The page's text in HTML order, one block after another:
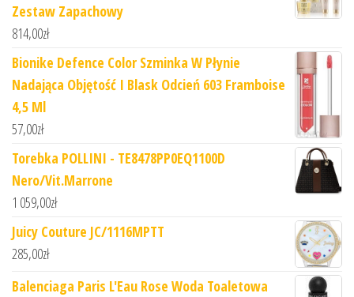
Zestaw Zapachowy
814,00zł
Bionike Defence Color Szminka W Płynie
Nadająca Objętość I Blask Odcień 603 Framboise
4,5 Ml
57,00zł
Torebka POLLINI - TE8478PP0EQ1100D
Nero/Vit.Marrone
1 059,00zł
Juicy Couture JC/1116MPTT
285,00zł
Balenciaga Paris L'Eau Rose Woda Toaletowa